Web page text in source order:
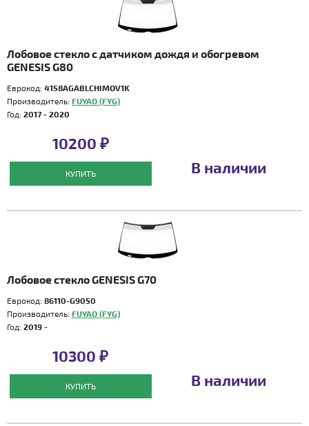
Лобовое стекло с датчиком дождя и обогревом
GENESIS G80
Еврокод: 4158AGABLCHIMOV1K
Производитель: FUYAO (FYG)
Год: 2017 - 2020
10200 ₽
КУПИТЬ В наличии
Лобовое стекло GENESIS G70
Еврокод: 86110-G9050
Производитель: FUYAO (FYG)
Год: 2019 -
10300 ₽
КУПИТЬ В наличии